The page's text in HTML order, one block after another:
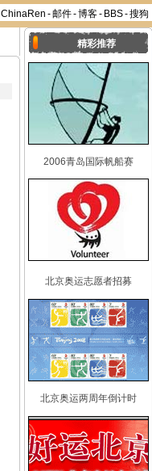
ChinaRen -邮件-博客- BBS-搜狗
精彩推荐
2006青岛国际帆船赛
北京奥运志愿者招募
北京奥运两周年倒计时